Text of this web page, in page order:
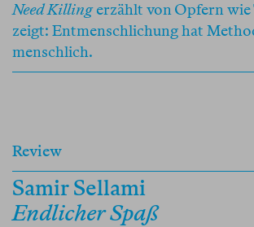
Need Killingerzählt von Opfern wie
zeigt: Entmenschlichung hat
menschlich.
Review
Samir Sellami
Endlicher Spaß